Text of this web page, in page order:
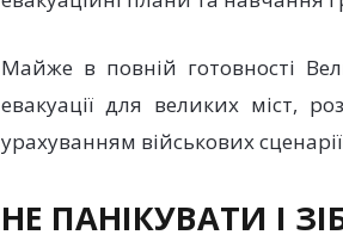
Майже в повній готовності
евакуації для великих міст,
урахуванням військових
НЕ ПАНІКУВАТИ І